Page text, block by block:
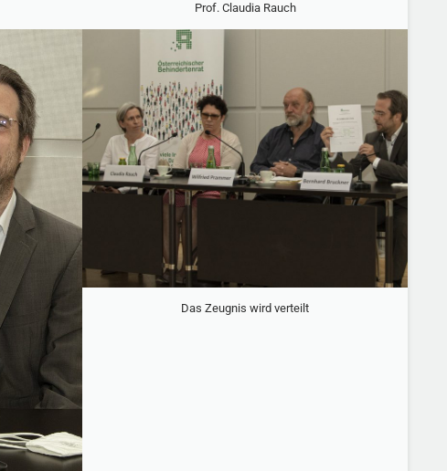
Prof. Claudia Rauch
Das Zeugnis wird verteilt